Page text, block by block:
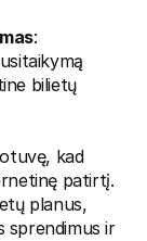
:
bilietų
kad
patirtį.
planus,
sprendimus ir